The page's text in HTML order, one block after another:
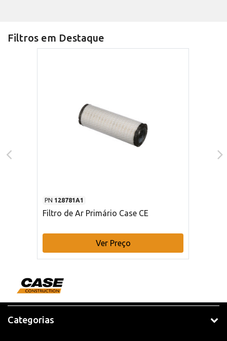
Filtros em Destaque
PN 128781A1
Filtro de Ar Primário Case CE
Ver Preço
Categorias